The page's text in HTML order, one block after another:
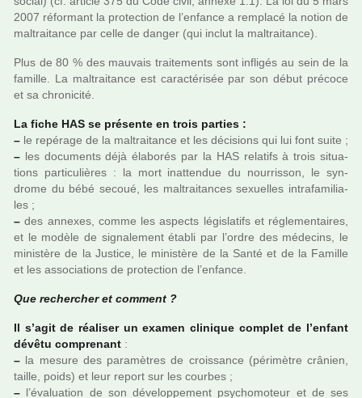
2007 réfor­mant la pro­tec­tion de l’enfance a rem­placé la notion de
mal­trai­tance par celle de danger (qui inclut la mal­trai­tance).
Plus de 80 % des mau­vais trai­te­ments sont infli­gés au sein de la
famille. La mal­trai­tance est carac­té­ri­sée par son début pré­coce
et sa chro­ni­cité.
La fiche HAS se pré­sente en trois par­ties :
– le repé­rage de la mal­trai­tance et les déci­sions qui lui font suite ;
– les docu­ments déjà élaborés par la HAS rela­tifs à trois situa­
tions par­ti­cu­liè­res : la mort inat­ten­due du nour­ris­son, le syn­
drome du bébé secoué, les mal­trai­tan­ces sexuel­les intra­fa­mi­lia­
les ;
– des annexes, comme les aspects légis­la­tifs et régle­men­tai­res,
et le modèle de signa­le­ment établi par l’ordre des méde­cins, le
minis­tère de la Justice, le minis­tère de la Santé et de la Famille
et les asso­cia­tions de pro­tec­tion de l’enfance.
Que recher­cher et com­ment ?
Il s’agit de réa­li­ser un examen cli­ni­que com­plet de l’enfant
dévêtu com­pre­nant :
– la mesure des para­mè­tres de crois­sance (péri­mè­tre crâ­nien,
taille, poids) et leur report sur les cour­bes ;
– l’évaluation de son déve­lop­pe­ment psy­cho­mo­teur et de ses